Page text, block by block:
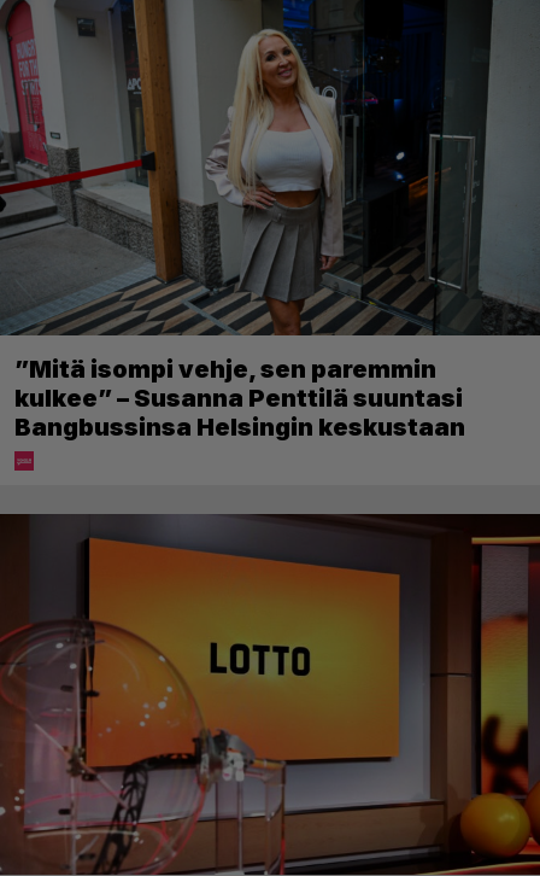
”Mitä isompi vehje, sen paremmin
kulkee” – Susanna Penttilä suuntasi
Bangbussinsa Helsingin keskustaan